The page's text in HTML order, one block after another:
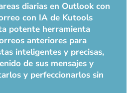
diarias en Outlook con
con IA de Kutools
potente herramienta
anteriores para
inteligentes y precisas,
de sus mensajes y
y perfeccionarlos sin